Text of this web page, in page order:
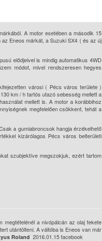
A motor esetében a második 15
Eneos márkát, a Suzuki SX4 ( és az új
elődjeivel is mindig automatikus 4WD
módot, mivel rendszeresen hegyes
városi ( Pécs város területe )
km / h tartós utazó sebesség mellett a
mellett is. A motor a korábbihoz
megfelelően csökkent, tehát a
a gumiabroncsok hangja érzékelhető
kizárólagos Pécs város belterületi
szubjektíve megszokjuk, ezért tartom
a nivópálcán az olaj fekete
utántölteni. A váltóba is Eneos van már
Roland 2016.01.15 facebook